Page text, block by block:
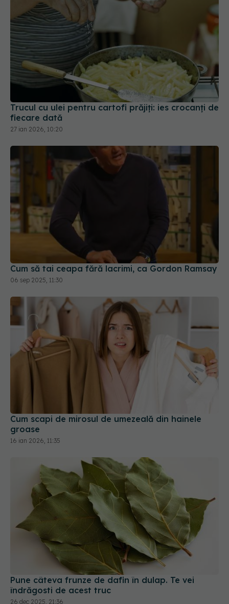
Trucul cu ulei pentru cartofi prăjiți: ies crocanți de
fiecare dată
27 ian 2026, 10:20
Cum să tai ceapa fără lacrimi, ca Gordon Ramsay
06 sep 2025, 11:30
Cum scapi de mirosul de umezeală din hainele
groase
16 ian 2026, 11:35
Pune câteva frunze de dafin în dulap. Te vei
îndrăgosti de acest truc
26 dec 2025, 21:36